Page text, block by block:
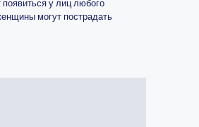
у лиц любого
могут пострадать